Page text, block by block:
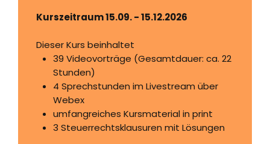
Kurszeitraum 15.09. - 15.12.2026
Dieser Kurs beinhaltet
39 Videovorträge (Gesamtdauer: ca. 22
Stunden)
4 Sprechstunden im Livestream über
Webex
umfangreiches Kursmaterial in print
3 Steuerrechtsklausuren mit Lösungen